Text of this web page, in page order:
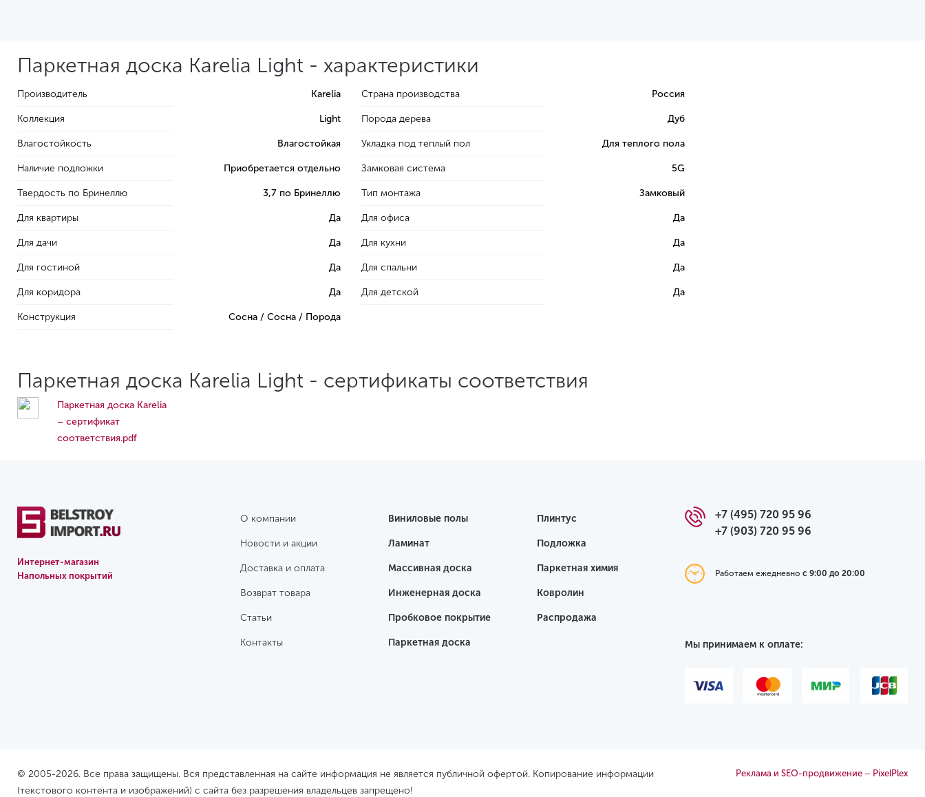
Паркетная доска Karelia Light - характеристики
Производитель Karelia
Коллекция Light
Влагостойкость Влагостойкая
Наличие подложки Приобретается отдельно
Твердость по Бринеллю 3,7 по Бринеллю
Для квартиры Да
Для дачи Да
Для гостиной Да
Для коридора Да
Конструкция Сосна / Сосна / Порода
Страна производства Россия
Порода дерева Дуб
Укладка под теплый пол Для теплого пола
Замковая система 5G
Тип монтажа Замковый
Для офиса Да
Для кухни Да
Для спальни Да
Для детской Да
Паркетная доска Karelia Light - сертификаты соответствия
Паркетная доска Karelia
– сертификат
соответствия.pdf
Интернет-магазин
Напольных покрытий
О компании
Новости и акции
Доставка и оплата
Возврат товара
Статьи
Контакты
Виниловые полы
Ламинат
Массивная доска
Инженерная доска
Пробковое покрытие
Паркетная доска
Плинтус
Подложка
Паркетная химия
Ковролин
Распродажа
+7 (495) 720 95 96
+7 (903) 720 95 96
Работаем ежедневнос 9:00 до 20:00
Мы принимаем к оплате:
© 2005-2026. Все права защищены. Вся представленная на сайте информация не является публичной офертой. Копирование информации
(текстового контента и изображений) с сайта без разрешения владельцев запрещено!
Реклама и SEO-продвижение – PixelPlex